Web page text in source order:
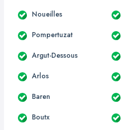
Noueilles
Pompertuzat
Argut-Dessous
Arlos
Baren
Boutx